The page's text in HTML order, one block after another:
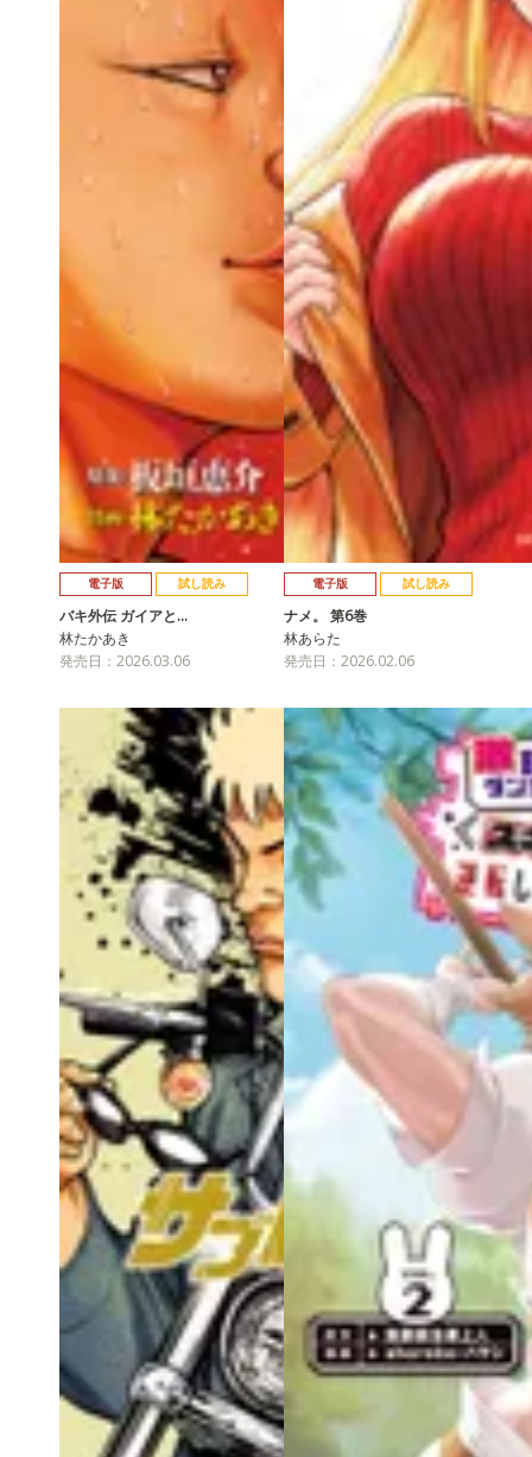
電子版 試し読み
バキ外伝 ガイアと…
林たかあき
発売日：2026.03.06
電子版 試し読み
ナメ。 第6巻
林あらた
発売日：2026.02.06